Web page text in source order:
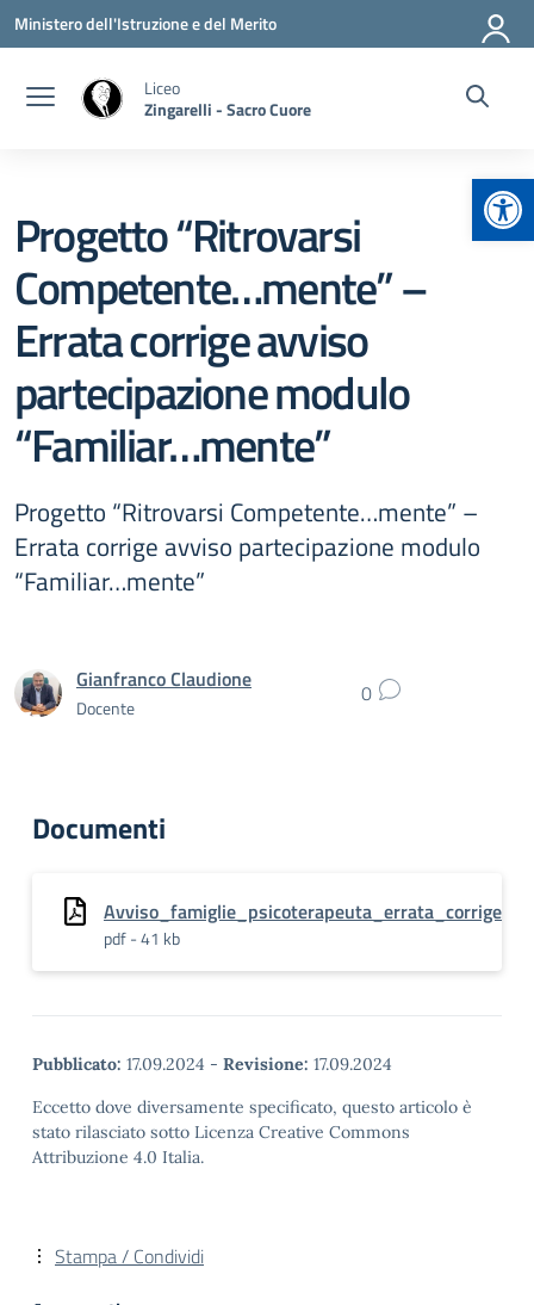
Vai ai contenuti
Vai al menu di navigazione
Vai al footer
Ministero dell'Istruzione e del Merito
Liceo
Zingarelli - Sacro Cuore
Progetto “Ritrovarsi
Competente…mente” –
Errata corrige avviso
partecipazione modulo
“Familiar…mente”
Progetto “Ritrovarsi Competente…mente” –
Errata corrige avviso partecipazione modulo
“Familiar…mente”
Gianfranco Claudione
Docente 0
Documenti
Avviso_famiglie_psicoterapeuta_errata_corrige
pdf - 41 kb
Pubblicato: 17.09.2024 - Revisione: 17.09.2024
Eccetto dove diversamente specificato, questo articolo è
stato rilasciato sotto Licenza Creative Commons
Attribuzione 4.0 Italia.
Stampa / Condividi